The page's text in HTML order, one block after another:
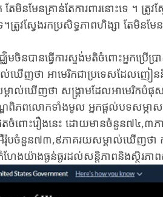
មិន​មែន​គ្រាន់​តែ​កា​រពារ​នោះ​ទេ ។ ត្រូវ​
វ​ស្វែងរក​ប្រសិទ្ធ​​ភាព​​ហិង្សា តែមិន​មែ
នបានធ្វើ​ការស្ទង់មតិ​ចំ​ពោះ​អ្នកប្រ
ឃើញថា អាមេរិក​ជា​ប្រទេស​ដែល​ញៀ
ល់ឃើញថា សង្គ្រាម​ដែល​អាមេ​រិក​បំផុ
ឌ​ពិភពលោក​ទាំង​មូល អ្នកផ្តល់បទសម្ភា
បំផុត​ចំពោះរឿង​នេះ ដោយ​មាន​ចំនួន​៧៤,
អឺរ៉ុប​ចំនួ​ន​៧៣,៩ភាគរយ​សម្គាល់ឃើញថា
ែង​យ៉ាង​ធ្ងន់ធ្ងរ​ដល់​សន្តិភាព​និង​ស្ថិរ